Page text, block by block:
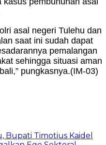
asal negeri Tulehu dan
saat ini sudah dapat
pemalangan
sehingga situasi aman
pungkasnya.(IM-03)
Bupati Timotius Kaidel